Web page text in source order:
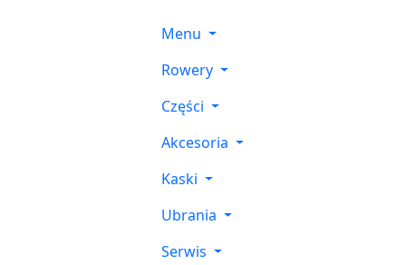
Menu
Rowery
Części
Akcesoria
Kaski
Ubrania
Serwis